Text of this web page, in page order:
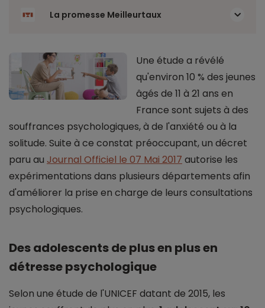
La promesse Meilleurtaux
Une étude a révélé
qu'environ 10 % des jeunes
âgés de 11 à 21 ans en
France sont sujets à des
souffrances psychologiques, à de l'anxiété ou à la
solitude. Suite à ce constat préoccupant, un décret
paru au Journal Officiel le 07 Mai 2017 autorise les
expérimentations dans plusieurs départements afin
d'améliorer la prise en charge de leurs consultations
psychologiques.
Des adolescents de plus en plus en
détresse psychologique
Selon une étude de l'UNICEF datant de 2015, les